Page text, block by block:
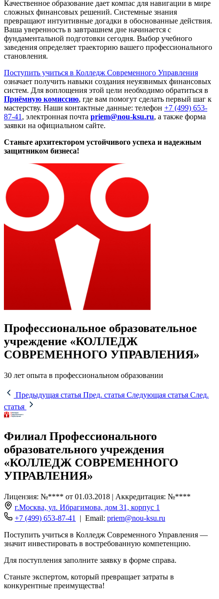
Качественное образование дает компас для навигации в мире
сложных финансовых решений. Системные знания
превращают интуитивные догадки в обоснованные действия.
Ваша уверенность в завтрашнем дне начинается с
фундаментальной подготовки сегодня. Выбор учебного
заведения определяет траекторию вашего профессионального
становления.
Поступить учиться в Колледж Современного Управления
означает получить навыки создания неуязвимых финансовых
систем. Для воплощения этой цели необходимо обратиться в
Приёмную комиссию, где вам помогут сделать первый шаг к
мастерству. Наши контактные данные: телефон +7 (499) 653-
87-41 , электронная почта priem@nou-ksu.ru, а также форма
заявки на официальном сайте.
Станьте архитектором устойчивого успеха и надежным
защитником бизнеса!
Профессиональное образовательное
учреждение «КОЛЛЕДЖ
СОВРЕМЕННОГО УПРАВЛЕНИЯ»
30 лет опыта в профессиональном образовании
Предыдущая статья Пред. статья Следующая статья След.
статья
Филиал Профессионального
образовательного учреждения
«КОЛЛЕДЖ СОВРЕМЕННОГО
УПРАВЛЕНИЯ»
Лицензия: №**** от 01.03.2018 | Аккредитация: №****
г.Москва, ул. Ибрагимова, дом 31, корпус 1
+7 (499) 653-87-41
| Email: priem@nou-ksu.ru
Поступить учиться в Колледж Современного Управления —
значит инвестировать в востребованную компетенцию.
Для поступления заполните заявку в форме справа.
Станьте экспертом, который превращает затраты в
конкурентные преимущества!